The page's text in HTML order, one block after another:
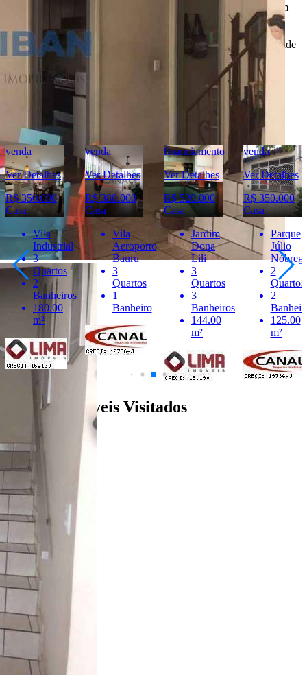
Todas as informações e imagens deste anúncio fazem parte de um
anúncio publicitário e foram fornecidas pelo anunciante Liban -
Negócios Imobiliários.
Portal Casa Bauru
não tem controle e não garante a veracidade
destas informações.
Móveis e demais objetos exibidos nas fotos não fazem parte da
oferta. Contate o anunciante para confirmar a disponibilidade e
condições detalhadas para negociação deste imóvel.
Imóveis Similares
venda
Ver Detalhes
R$ 380.000
Casa
Vila
Aeroporto
Bauru
3
Quartos
1
Banheiro
financiamento
Ver Detalhes
R$ 520.000
Casa
Jardim
Dona
Lili
3
Quartos
3
Banheiros
m²
venda
Ver Detalhes
R$ 350.000
Casa
Parque
Júlio
Nóbrega
2
Quartos
2
Banheiros
125.00
m²
financiamento
Ver Detalhes
R$ 360.000
Casa
Vila
Souto
2
Quartos
2
Últimos Imóveis Visitados
R$ 430.000
Casa
Alto Higienópolis
3 Quartos
3 Banheiros